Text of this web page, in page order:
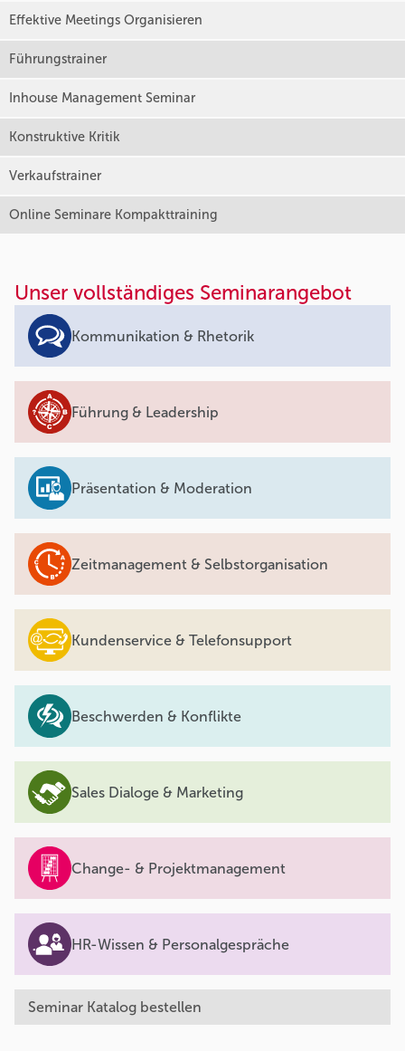
Effektive Meetings Organisieren
Führungstrainer
Inhouse Management Seminar
Konstruktive Kritik
Verkaufstrainer
Online Seminare Kompakttraining
Unser vollständiges Seminarangebot
Kommunikation & Rhetorik
Führung & Leadership
Präsentation & Moderation
Zeitmanagement & Selbstorganisation
Kundenservice & Telefonsupport
Beschwerden & Konflikte
Sales Dialoge & Marketing
Change- & Projektmanagement
HR-Wissen & Personalgespräche
Seminar Katalog bestellen